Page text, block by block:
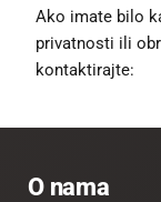
Ako imate bilo
privatnosti ili
kontaktirajte:
O nama